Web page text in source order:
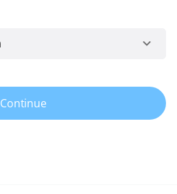
Continue